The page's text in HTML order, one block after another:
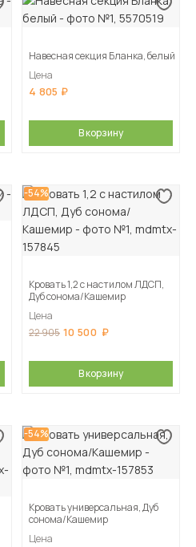
Навесная секция Бланка, белый
Цена
4 805
В корзину
-54%
Кровать 1,2 с настилом ЛДСП,
Дуб сонома/Кашемир
Цена
22 905 10 500
В корзину
-54%
Кровать универсальная, Дуб
сонома/Кашемир
Цена